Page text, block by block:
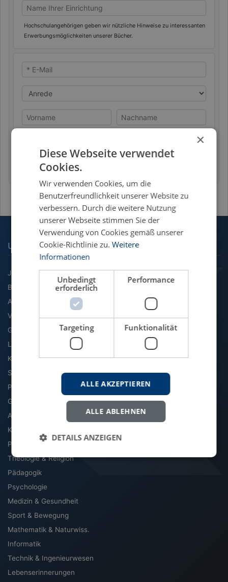
Name Ihrer Universität/Hochschule (oder privat)
Hochschulangehörigen geben wir nützliche Hinweise zu interessanten
Erwerbungsmöglichkeiten unserer Bücher.
* E-Mail
Anrede
Vorname Nachname
Datenschutzhinweis
Absenden
UNSERE FACHGEBIETE
Jura
BWL
Agrarwissenschaft
VWL
Geographie
Literatur & Sprache
Kommunikation & Medien
Soziologie
Politik
Geschichte
Archäologie & Altertum
Kultur, Kunst & Musik
Philosophie
Theologie & Religion
Pädagogik
Psychologie
Medizin & Gesundheit
Sport & Bewegung
Mathematik & Naturwiss.
Informatik
Technik & Ingenieurwesen
Lebenserinnerungen
×
Diese Webseite verwendet
Cookies.
Wir verwenden Cookies, um die
Benutzerfreundlichkeit unserer Website zu
verbessern. Durch die weitere Nutzung
unserer Webseite stimmen Sie der
Verwendung von Cookies gemäß unserer
Cookie-Richtlinie zu. Weitere
Informationen
Unbedingt
erforderlich
Performance
Targeting Funktionalität
ALLE AKZEPTIEREN
ALLE ABLEHNEN
DETAILS ANZEIGEN